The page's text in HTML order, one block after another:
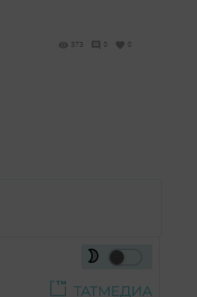
373 0 0